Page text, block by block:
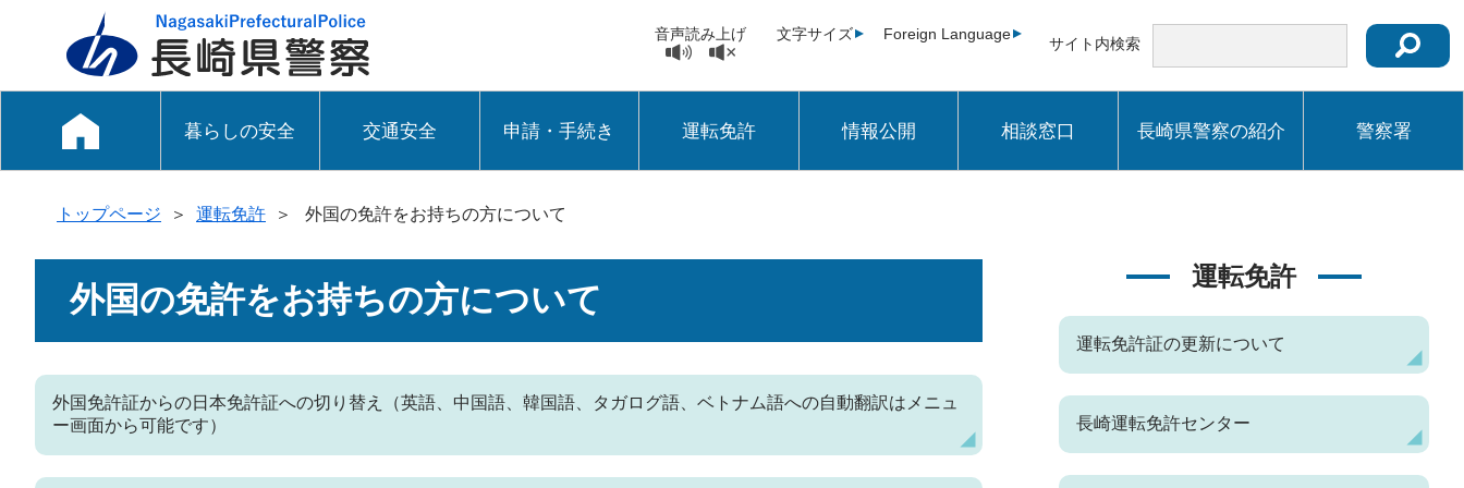
音声読み上げ 文字サイズ Foreign Language
サイト内検索
暮らしの安全 交通安全 申請・手続き 運転免許 情報公開 相談窓口 長崎県警察の紹介 警察署
トップページ ＞ 運転免許 ＞ 外国の免許をお持ちの方について
外国の免許をお持ちの方について
外国免許証からの日本免許証への切り替え（英語、中国語、韓国語、タガログ語、ベトナム語への自動翻訳はメニュ
ー画面から可能です）
運転免許
運転免許証の更新について
長崎運転免許センター